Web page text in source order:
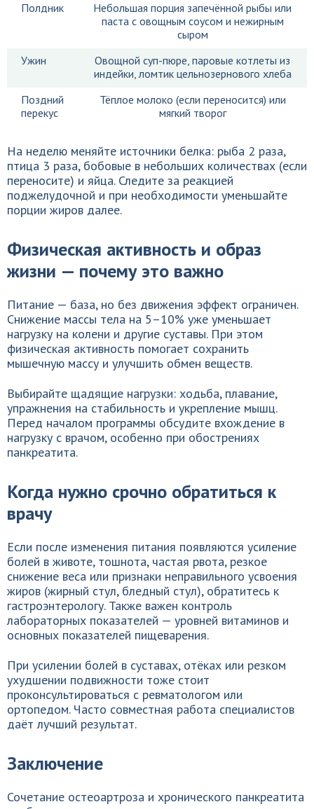
Полдник
Небольшая порция запечённой рыбы или
паста с овощным соусом и нежирным
сыром
Ужин
Овощной суп-пюре, паровые котлеты из
индейки, ломтик цельнозернового хлеба
Поздний
перекус
Тёплое молоко (если переносится) или
мягкий творог
На неделю меняйте источники белка: рыба 2 раза,
птица 3 раза, бобовые в небольших количествах (если
переносите) и яйца. Следите за реакцией
поджелудочной и при необходимости уменьшайте
порции жиров далее.
Физическая активность и образ
жизни — почему это важно
Питание — база, но без движения эффект ограничен.
Снижение массы тела на 5–10% уже уменьшает
нагрузку на колени и другие суставы. При этом
физическая активность помогает сохранить
мышечную массу и улучшить обмен веществ.
Выбирайте щадящие нагрузки: ходьба, плавание,
упражнения на стабильность и укрепление мышц.
Перед началом программы обсудите вхождение в
нагрузку с врачом, особенно при обострениях
панкреатита.
Когда нужно срочно обратиться к
врачу
Если после изменения питания появляются усиление
болей в животе, тошнота, частая рвота, резкое
снижение веса или признаки неправильного усвоения
жиров (жирный стул, бледный стул), обратитесь к
гастроэнтерологу. Также важен контроль
лабораторных показателей — уровней витаминов и
основных показателей пищеварения.
При усилении болей в суставах, отёках или резком
ухудшении подвижности тоже стоит
проконсультироваться с ревматологом или
ортопедом. Часто совместная работа специалистов
даёт лучший результат.
Заключение
Сочетание остеоартроза и хронического панкреатита